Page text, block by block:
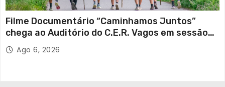
Filme Documentário “Caminhamos Juntos”
chega ao Auditório do C.E.R. Vagos em sessão
solidária
Ago 6, 2026